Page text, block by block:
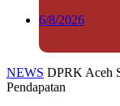
6/8/2026
NEWS DPRK Aceh
Pendapatan